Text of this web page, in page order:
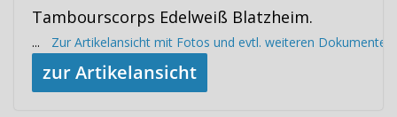
Tambourscorps Edelweiß Blatzheim.
...Zur Artikelansicht mit Fotos und evtl. weiteren Dokumenten
zur Artikelansicht